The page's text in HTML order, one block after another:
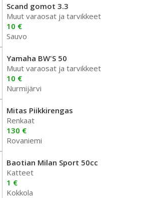
Scand gomot 3.3
Muut varaosat ja tarvikkeet
10 €
Sauvo
Yamaha BW'S 50
Muut varaosat ja tarvikkeet
10 €
Nurmijärvi
Mitas Piikkirengas
Renkaat
130 €
Rovaniemi
Baotian Milan Sport 50cc
Katteet
1 €
Kokkola